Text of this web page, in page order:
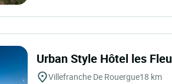
Urban Style Hôtel les
Villefranche De Rouergue18 km